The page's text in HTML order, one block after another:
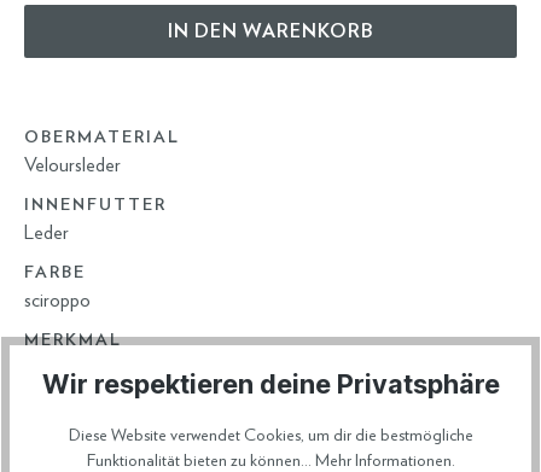
IN DEN WARENKORB
OBERMATERIAL
Veloursleder
INNENFUTTER
Leder
FARBE
sciroppo
MERKMAL
Wir respektieren deine Privatsphäre
Diese Website verwendet Cookies, um dir die bestmögliche
Funktionalität bieten zu können... Mehr Informationen.